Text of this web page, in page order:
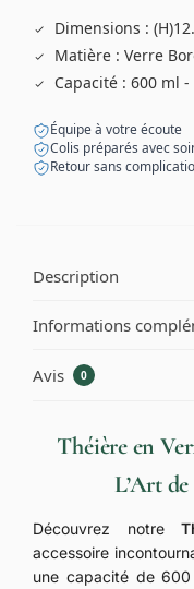
Dimensions :
Matière : Verre
Capacité : 600 ml -
Équipe à votre écoute
Colis préparés avec
Retour sans
Description
Informations
Avis 0
Théière en
L’Art
Découvrez notre
accessoire
une capacité de